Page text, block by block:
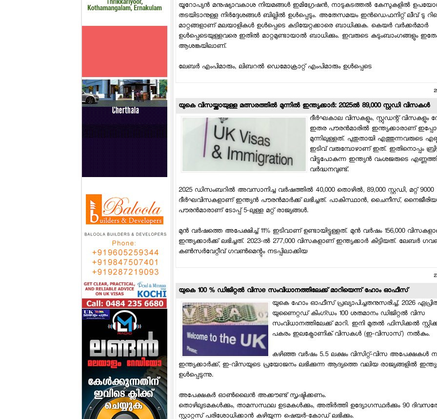
യൂറോപ്യന്‍ മനുഷ്യാവകാശ നിയമങ്ങള്‍ ഇമിഗ്രേഷന്‍, നാടുകടത്തല്‍ കേസുകളില്‍
തടയിടാനുള്ള നിര്‍ദ്ദേശങ്ങള്‍ ബില്ലില്‍ ഉള്‍പ്പെടും. അതേസമയം ഇന്‍ഡെഫനിറ്റ് ലീവ് ടു
മാറ്റങ്ങളാണ് മലയാളികള്‍ ഉള്‍പ്പെടെ കുടിയേറ്റക്കാരെ ബാധിക്കുക. കെയര്‍ വര്‍ക്കര്‍മാര്‍
ഉള്‍പ്പെടെയുള്ളവരെ ഇതില്‍ മാറ്റമുണ്ടായാല്‍ ബാധിക്കും. ഇവരുടെ കുടുംബാംഗങ്ങളും
ആശങ്കയിലാണ്.
ലേബര്‍ എംപിമാരും, ലിബറല്‍ ഡെമോക്രാറ്റ് എംപിമാരും ഉള്‍പ്പെടെ
യുകെ വിസയ്ക്കായുള്ള മത്സരത്തില്‍ മുന്നില്‍ ഇന്ത്യക്കാര്‍: 2025ല്‍ 89,000 സ്റ്റഡി വിസകള്‍
ദീര്‍ഘകാല വിസകളും, സ്റ്റുഡന്റ് വിസകളും
ഇതര പൗരന്‍മാരില്‍ ഇന്ത്യക്കാരാണ്
മുന്നിലുള്ളത്. പുതുതായി എത്തുന്നവരുടെ
ഇടിവ് വരുമ്പോഴാണ് ഇത്. ഇതിനൊപ്പം
വിട്ടുപോകുന്ന ഇന്ത്യന്‍ വംശജരുടെ
വര്‍ദ്ധനവുണ്ട്.
2025 ഡിസംബറില്‍ അവസാനിച്ച വര്‍ഷത്തില്‍ 40,000 തൊഴില്‍, 89,000 സ്റ്റഡി, മറ്റ് 9000
ദീര്‍ഘവിസകളാണ് ഇന്ത്യന്‍ പൗരന്‍മാര്‍ക്ക് ലഭിച്ചത്. പാകിസ്ഥാന്‍, ചൈനീസ്,
പൗരന്‍മാരാണ് ടോപ്പ് 5-ലുള്ള മറ്റ് രാജ്യങ്ങള്‍.
മുന്‍ വര്‍ഷത്തെ അപേക്ഷിച്ച് 11% ഇടിവാണ് ഉണ്ടായിട്ടുള്ളത്. മുന്‍ വര്‍ഷം 156,000
ഇന്ത്യക്കാര്‍ക്ക് ലഭിച്ചത്. 2023-ല്‍ 277,000 വിസകളാണ് ഇന്ത്യക്കാര്‍ കിട്ടിയത്. ലേബര്‍
കണ്‍സര്‍വേറ്റീവ് ഗവണ്‍മെന്റും നടപ്പിലാക്കിയ
യുകെ 100 % ഡിജിറ്റല്‍ വിസe സംവിധാനത്തിലേക്ക് മാറിയെന്ന് ഹോം ഓഫീസ്
യുകെ ഹോം ഓഫീസ് പ്രഖ്യാപിച്ചതനുസരിച്ച്, 2026
യുണൈറ്റഡ് കിംഗ്ഡം 100 ശതമാനം ഡിജിറ്റല്‍ വിസ
സംവിധാനത്തിലേക്ക് മാറി. ഇനി മുതല്‍ ഫിസിക്കല്‍
പകരം ഇലക്ട്രോണിക് വിസകള്‍ (ഇ-വിസാസ്) നല്‍കും.
കഴിഞ്ഞ വര്‍ഷം 5.5 ലക്ഷം വിസിറ്റ്-വിസ അപേക്ഷകള്‍
ഇന്ത്യക്കാര്‍ക്ക്, ഇ-വിസയുടെ പ്രയോജനം ലഭിക്കുന്ന ആദ്യത്തെ വലിയ രാജ്യങ്ങളില്‍
ഉള്‍പ്പെടുന്നു.
അപേക്ഷകര്‍ ഓണ്‍ലൈന്‍ അക്കൗണ്ട് സൃഷ്ടിക്കണം.
തൊഴിലുടമകള്‍ക്കും, താമസസ്ഥല ഉടമകള്‍ക്കും, അതിര്‍ത്തി ഉദ്യോഗസ്ഥര്‍ക്കും 90
സ്റ്റാറ്റസ് പരിശോധിക്കാന്‍ കഴിയുന്ന ഷെയര്‍-കോഡ് ലഭിക്കും.